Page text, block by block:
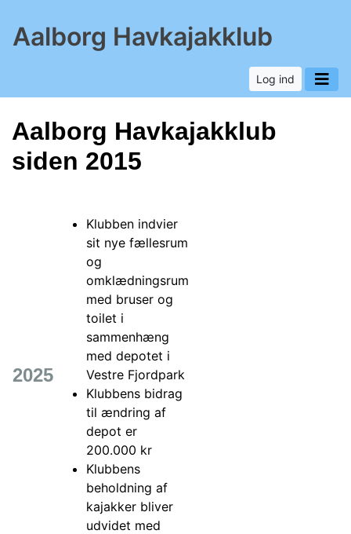
Aalborg Havkajakklub
Log ind
Aalborg Havkajakklub
siden 2015
2025
Klubben indvier
sit nye fællesrum
og
omklædningsrum
med bruser og
toilet i
sammenhæng
med depotet i
Vestre Fjordpark
Klubbens bidrag
til ændring af
depot er
200.000 kr
Klubbens
beholdning af
kajakker bliver
udvidet med